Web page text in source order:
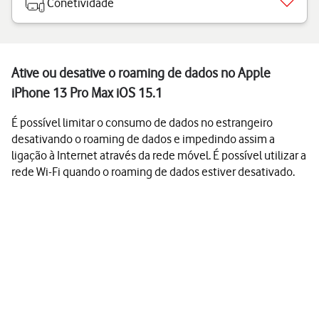
Conetividade
Ative ou desative o roaming de dados no Apple
iPhone 13 Pro Max iOS 15.1
É possível limitar o consumo de dados no estrangeiro
desativando o roaming de dados e impedindo assim a
ligação à Internet através da rede móvel. É possível utilizar a
rede Wi-Fi quando o roaming de dados estiver desativado.